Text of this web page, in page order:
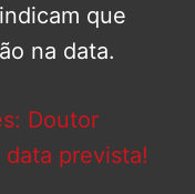
que
na data.
Doutor
prevista!